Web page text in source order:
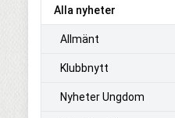
Alla nyheter
Allmänt
Klubbnytt
Nyheter Ungdom